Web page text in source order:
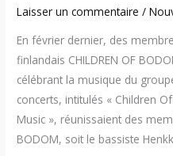
Laisser un commentaire /
En février dernier, des
finlandais CHILDREN OF
célébrant la musique du
concerts, intitulés « Children
Music », réunissaient des
BODOM, soit le bassiste